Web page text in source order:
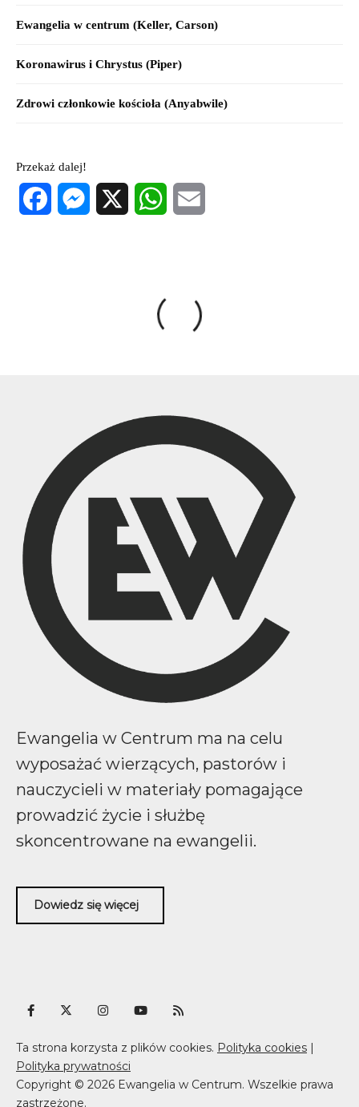
Ewangelia w centrum (Keller, Carson)
Koronawirus i Chrystus (Piper)
Zdrowi członkowie kościoła (Anyabwile)
Przekaż dalej!
Ewangelia w Centrum ma na celu
wyposażać wierzących, pastorów i
nauczycieli w materiały pomagające
prowadzić życie i służbę
skoncentrowane na ewangelii.
Dowiedz się więcej
Ta strona korzysta z plików cookies. Polityka cookies |
Polityka prywatności
Copyright © 2026 Ewangelia w Centrum. Wszelkie prawa
zastrzeżone.